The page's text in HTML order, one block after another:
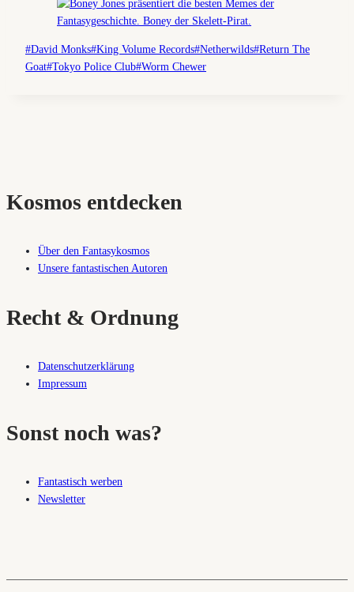
Schlagworte:
#David Monks#King Volume Records#Netherwilds#Return The
Goat#Tokyo Police Club#Worm Chewer
Kosmos entdecken
Über den Fantasykosmos
Unsere fantastischen Autoren
Recht & Ordnung
Datenschutzerklärung
Impressum
Sonst noch was?
Fantastisch werben
Newsletter